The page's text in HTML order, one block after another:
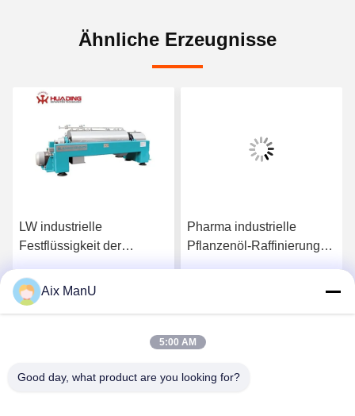
Ähnliche Erzeugnisse
LW industrielle
Festflüssigkeit der
Zentrifugen-Trennzeichen-
440V
Pharma industrielle
Pflanzenöl-Raffinierungs-
Aix ManU
5:00 AM
Good day, what product are you looking for?